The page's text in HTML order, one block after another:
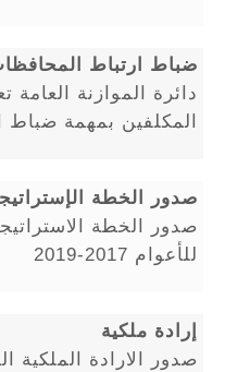
ضباط ارتباط
دائرة الموازنة العامة
المكلفين بمهمة ضباط
صدور الخطة
صدور الخطة
للأعوام 2017-2019
إرادة ملكية
صدور الارادة الملكية